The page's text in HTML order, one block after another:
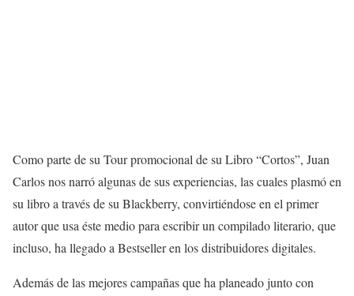
Como parte de su Tour promocional de su Libro “Cortos”, Juan
Carlos nos narró algunas de sus experiencias, las cuales plasmó en
su libro a través de su Blackberry, convirtiéndose en el primer
autor que usa éste medio para escribir un compilado literario, que
incluso, ha llegado a Bestseller en los distribuidores digitales.
Además de las mejores campañas que ha planeado junto con